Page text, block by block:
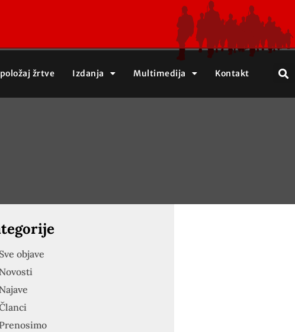
žrtve Izdanja Multimedija Kontakt
Sve objave
Novosti
Najave
Prenosimo